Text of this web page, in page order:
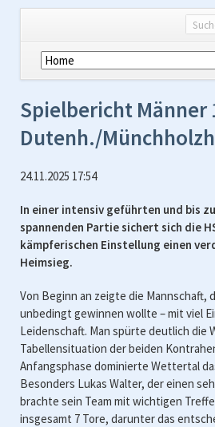
Navigation
überspringen
Spielbericht Männer
Dutenh./
24.11.2025 17:54
In einer intensiv geführten und bis
spannenden Partie sichert sich die
kämpferischen Einstellung einen
Heimsieg.
Von Beginn an zeigte die Mannschaft,
unbedingt gewinnen wollte – mit viel
Leidenschaft. Man spürte deutlich die
Tabellensituation der beiden
Anfangsphase dominierte Wettertal
Besonders Lukas Walter, der einen
brachte sein Team mit wichtigen
insgesamt 7 Tore, darunter das